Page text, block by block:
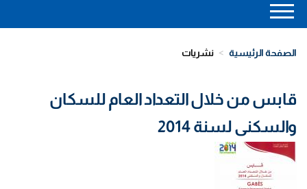
Main
navigation
الصفحة الرئيسية نشريات
قابس من خلال التعداد العام للسكان
والسكنى لسنة 2014